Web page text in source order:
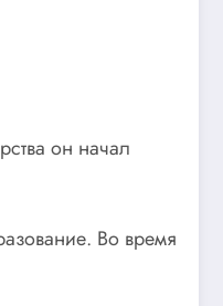
он начал
Во время